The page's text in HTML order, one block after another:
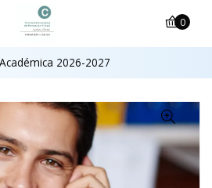
2026-2027
0